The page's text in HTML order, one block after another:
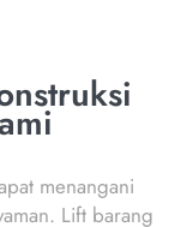
menangani
Lift barang